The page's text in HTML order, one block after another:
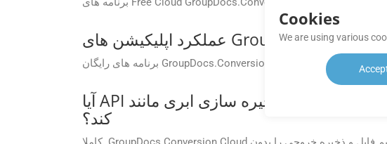
آیا API از ادغام با ارائه دهندگان فضای ذخیره سازی ابری مانند AWS S3، Azure Blob یا Google Drive پشتیبانی می
کند؟
Cookies
We are using various